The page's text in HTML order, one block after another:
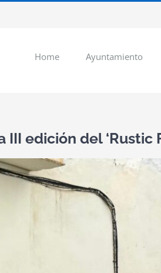
Home Ayuntamiento
edición del ‘Rustic